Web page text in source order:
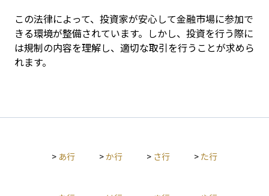
この法律によって、投資家が安心して金融市場に参加で
きる環境が整備されています。しかし、投資を行う際に
は規制の内容を理解し、適切な取引を行うことが求めら
れます。
> あ行 >か行 > さ行 > た行